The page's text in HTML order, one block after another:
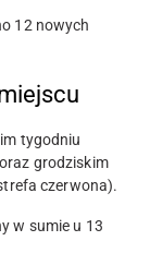
12 nowych
tygodniu
grodziskim
czerwona).
w sumie u 13